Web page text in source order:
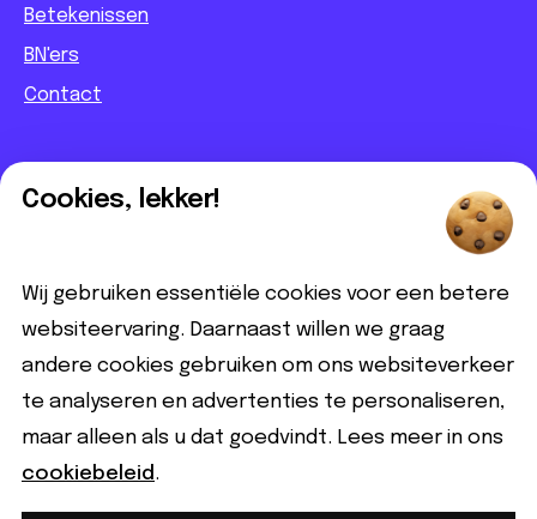
Betekenissen
BN'ers
Contact
Informatief
Partnerbijdrage
Disclaimer
Volg ons
Cookies, lekker!
Wij gebruiken essentiële cookies voor een betere
websiteervaring. Daarnaast willen we graag
andere cookies gebruiken om ons websiteverkeer
te analyseren en advertenties te personaliseren,
maar alleen als u dat goedvindt. Lees meer in ons
cookiebeleid .